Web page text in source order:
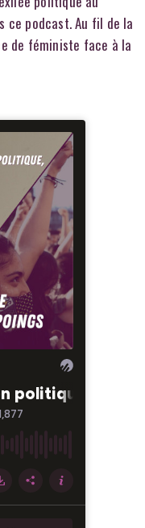
ce podcast. Au fil de la
de féministe face à la